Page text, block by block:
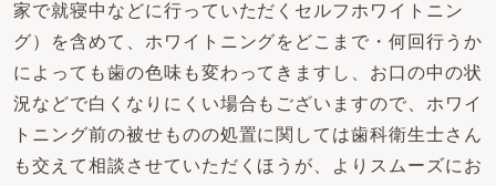
家で就寝中などに行っていただくセルフホワイトニン
グ）を含めて、ホワイトニングをどこまで・何回行うか
によっても歯の色味も変わってきますし、お口の中の状
況などで白くなりにくい場合もございますので、ホワイ
トニング前の被せものの処置に関しては歯科衛生士さん
も交えて相談させていただくほうが、よりスムーズにお